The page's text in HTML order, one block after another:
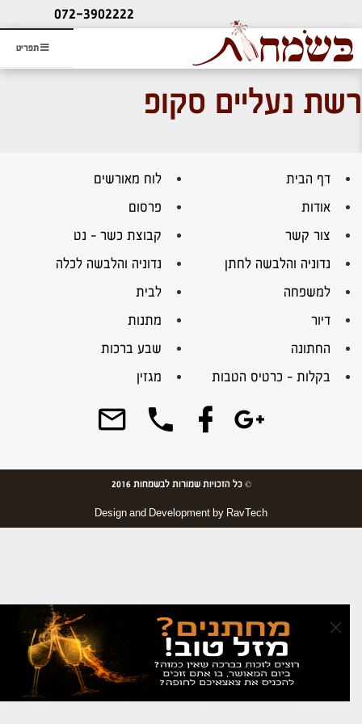
תפריט
ליעוץ חינם
והזמנת כרטיס שמחות
072-3902222
רשת נעליים סקופ
דף הבית
לוח מאורשים
אודות
פרסום
צור קשר
קבוצת כשר – נט
נדוניה והלבשה לחתן
נדוניה והלבשה לכלה
למשפחה
לבית
דיור
מתנות
החתונה
שבע ברכות
בקלות – כרטיס הטבות
מגזין
×
© כל הזכויות שמורות לבשמחות 2016
Design and Development by RavTech